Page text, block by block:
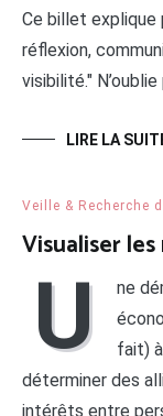
Ce billet explique
réflexion,
visibilité."
LIRE LA
Veille & Recherche
Visualiser
U
ne
fait)
déterminer des
intérêts entre